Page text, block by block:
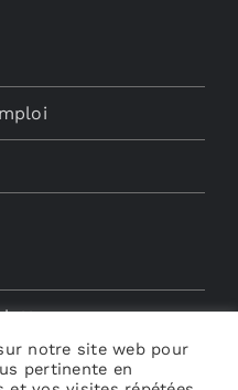
notre site web pour
pertinente en